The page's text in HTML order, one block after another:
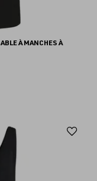
À MANCHES À